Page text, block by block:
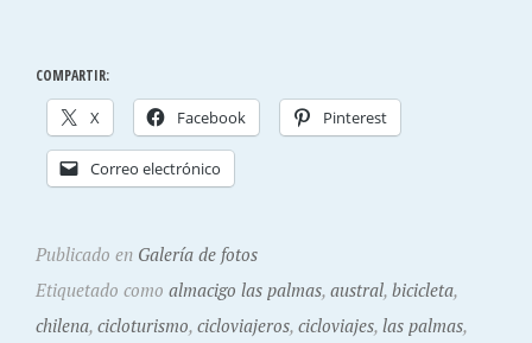
COMPARTIR:
X Facebook Pinterest
Correo electrónico
Publicado en Galería de fotos
Etiquetado como almacigo las palmas, austral, bicicleta,
chilena, cicloturismo, cicloviajeros, cicloviajes, las palmas,